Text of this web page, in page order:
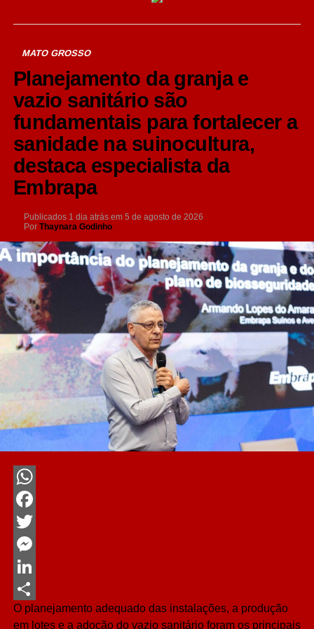
MATO GROSSO
Planejamento da granja e
vazio sanitário são
fundamentais para fortalecer a
sanidade na suinocultura,
destaca especialista da
Embrapa
Publicados 1 dia atrás em 5 de agosto de 2026
Por Thaynara Godinho
WhatsApp
Facebook
Twitter
Messenger
LinkedIn
Share
O planejamento adequado das instalações, a produção
em lotes e a adoção do vazio sanitário foram os principais